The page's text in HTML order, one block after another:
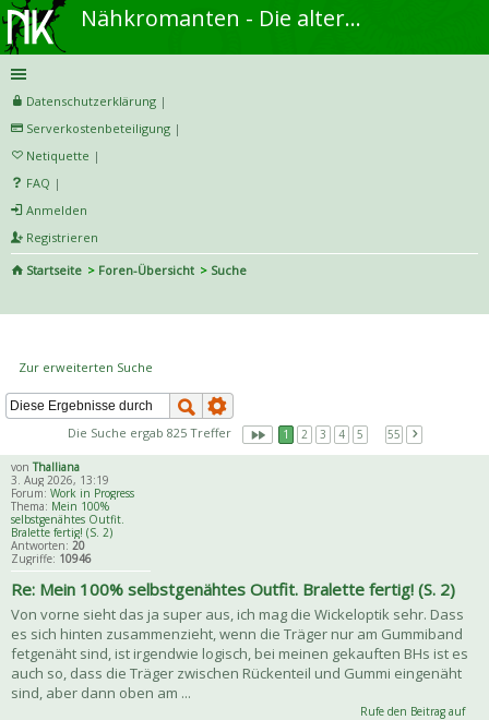
Nähkromanten - Die alternative Näh- und DIY-Community
Datenschutzerklärung |
Serverkostenbeteiligung |
Netiquette |
FAQ |
Anmelden
Registrieren
Startseite
Foren-Übersicht
Suche
Zur erweiterten Suche
Die Suche ergab 825 Treffer 1 2 3 4 5 55
von Thalliana
3. Aug 2026, 13:19
Forum: Work in Progress
Thema: Mein 100%
selbstgenähtes Outfit.
Bralette fertig! (S. 2)
Antworten: 20
Zugriffe: 10946
Re: Mein 100% selbstgenähtes Outfit. Bralette fertig! (S. 2)
Von vorne sieht das ja super aus, ich mag die Wickeloptik sehr. Dass
es sich hinten zusammenzieht, wenn die Träger nur am Gummiband
fetgenäht sind, ist irgendwie logisch, bei meinen gekauften BHs ist es
auch so, dass die Träger zwischen Rückenteil und Gummi eingenäht
sind, aber dann oben am ...
Rufe den Beitrag auf